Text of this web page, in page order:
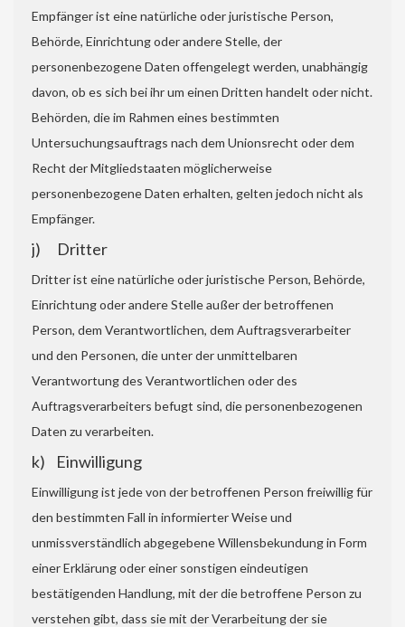
Empfänger ist eine natürliche oder juristische Person,
Behörde, Einrichtung oder andere Stelle, der
personenbezogene Daten offengelegt werden, unabhängig
davon, ob es sich bei ihr um einen Dritten handelt oder nicht.
Behörden, die im Rahmen eines bestimmten
Untersuchungsauftrags nach dem Unionsrecht oder dem
Recht der Mitgliedstaaten möglicherweise
personenbezogene Daten erhalten, gelten jedoch nicht als
Empfänger.
j) Dritter
Dritter ist eine natürliche oder juristische Person, Behörde,
Einrichtung oder andere Stelle außer der betroffenen
Person, dem Verantwortlichen, dem Auftragsverarbeiter
und den Personen, die unter der unmittelbaren
Verantwortung des Verantwortlichen oder des
Auftragsverarbeiters befugt sind, die personenbezogenen
Daten zu verarbeiten.
k) Einwilligung
Einwilligung ist jede von der betroffenen Person freiwillig für
den bestimmten Fall in informierter Weise und
unmissverständlich abgegebene Willensbekundung in Form
einer Erklärung oder einer sonstigen eindeutigen
bestätigenden Handlung, mit der die betroffene Person zu
verstehen gibt, dass sie mit der Verarbeitung der sie